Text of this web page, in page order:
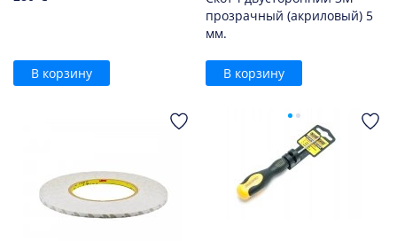
В корзину
прозрачный (акриловый) 5
мм.
В корзину